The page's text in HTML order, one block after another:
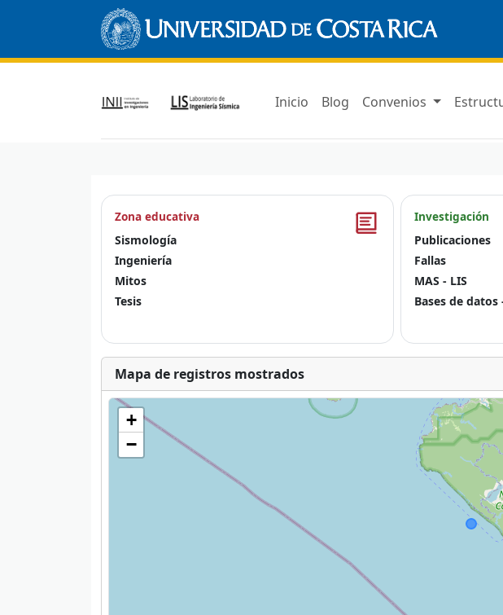
Inicio Blog Convenios
Zona educativa
Sismología
Ingeniería
Mitos
Tesis
Investigación
Publicaciones
Fallas
MAS - LIS
Bases de datos
Mapa de registros mostrados
+
−